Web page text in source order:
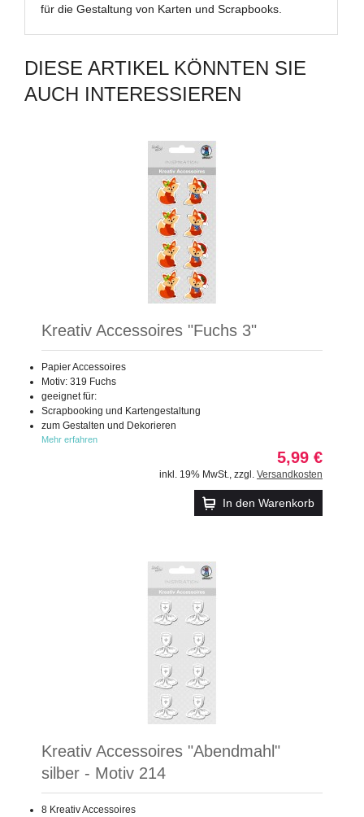
für die Gestaltung von Karten und Scrapbooks.
DIESE ARTIKEL KÖNNTEN SIE
AUCH INTERESSIEREN
Kreativ Accessoires "Fuchs 3"
Papier Accessoires
Motiv: 319 Fuchs
geeignet für:
Scrapbooking und Kartengestaltung
zum Gestalten und Dekorieren
Mehr erfahren
5,99 €
inkl. 19% MwSt. zzgl. Versandkosten
In den Warenkorb
Kreativ Accessoires "Abendmahl"
silber - Motiv 214
8 Kreativ Accessoires